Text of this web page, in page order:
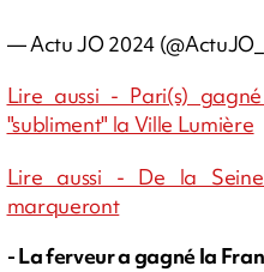
— Actu JO 2024
Lire aussi - Pari(s)
"subliment" la Ville Lumière
Lire aussi - De la
marqueront
- La ferveur a gagné la